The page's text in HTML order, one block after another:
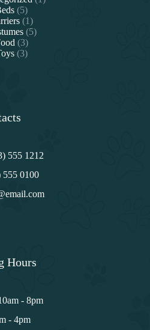
55
productos
11
producto
55
33
productos
33
555 1212
555 0100
Hours
- 8pm
- 4pm